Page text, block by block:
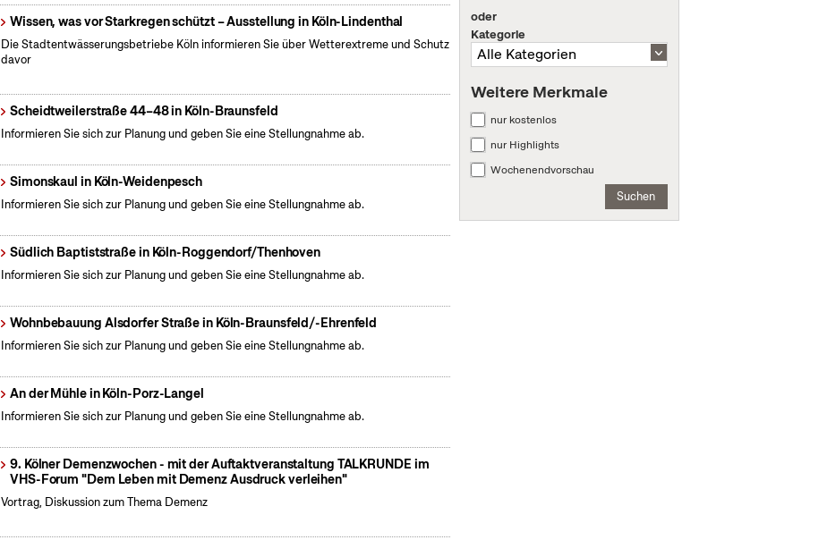
Wissen, was vor Starkregen schützt – Ausstellung in Köln-Lindenthal
Die Stadtentwässerungsbetriebe Köln informieren Sie über Wetterextreme und Schutz
davor
Scheidtweilerstraße 44–48 in Köln-Braunsfeld
Informieren Sie sich zur Planung und geben Sie eine Stellungnahme ab.
Simonskaul in Köln-Weidenpesch
Informieren Sie sich zur Planung und geben Sie eine Stellungnahme ab.
Südlich Baptiststraße in Köln-Roggendorf/Thenhoven
Informieren Sie sich zur Planung und geben Sie eine Stellungnahme ab.
Wohnbebauung Alsdorfer Straße in Köln-Braunsfeld/-Ehrenfeld
Informieren Sie sich zur Planung und geben Sie eine Stellungnahme ab.
An der Mühle in Köln-Porz-Langel
Informieren Sie sich zur Planung und geben Sie eine Stellungnahme ab.
9. Kölner Demenzwochen - mit der Auftaktveranstaltung TALKRUNDE im
VHS-Forum "Dem Leben mit Demenz Ausdruck verleihen"
Vortrag, Diskussion zum Thema Demenz
oder
Kategorie
Weitere Merkmale
nur kostenlos
nur Highlights
Wochenendvorschau
Suchen